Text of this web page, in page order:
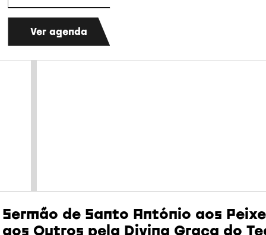
Ver agenda
Sermão de Santo António aos
aos Outros pela Divina Graça do